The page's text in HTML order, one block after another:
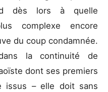
dès lors à quelle
complexe encore
du coup condamnée.
la continuité de
dont ses premiers
issus – elle doit sans